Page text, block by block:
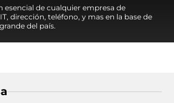
esencial de cualquier empresa de
dirección, teléfono, y mas en la base de
del país.